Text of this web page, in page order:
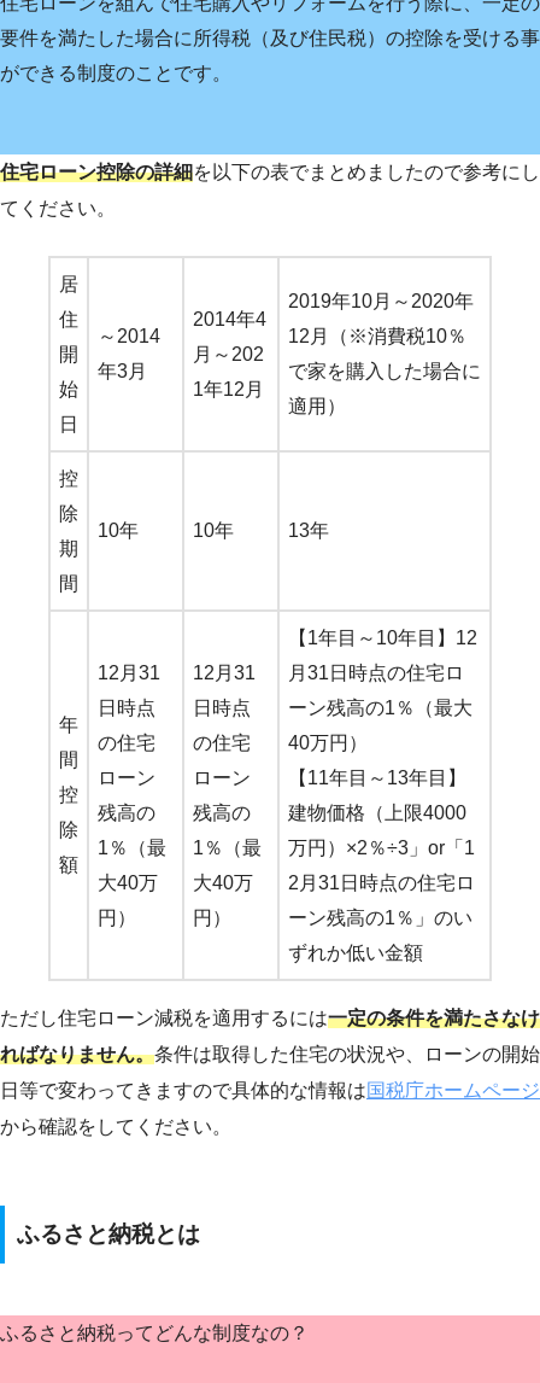
要件を満たした場合に所得税（及び住民税）の控除を受ける事
ができる制度のことです。
住宅ローン控除の詳細を以下の表でまとめましたので参考にし
てください。
居
住
開
始
日
～2014
年3月
2014年4
月～202
1年12月
2019年10月～2020年
12月（※消費税10％
で家を購入した場合に
適用）
控
除
期
間
10年 10年 13年
年
間
控
除
額
12月31
日時点
の住宅
ローン
残高の
1％（最
大40万
円）
12月31
日時点
の住宅
ローン
残高の
1％（最
大40万
円）
【1年目～10年目】12
月31日時点の住宅ロ
ーン残高の1％（最大
40万円）
【11年目～13年目】
建物価格（上限4000
万円）×2％÷3」or「1
2月31日時点の住宅ロ
ーン残高の1％」のい
ずれか低い金額
ただし住宅ローン減税を適用するには一定の条件を満たさなけ
ればなりません。条件は取得した住宅の状況や、ローンの開始
日等で変わってきますので具体的な情報は国税庁ホームページ
から確認をしてください。
ふるさと納税とは
ふるさと納税ってどんな制度なの？